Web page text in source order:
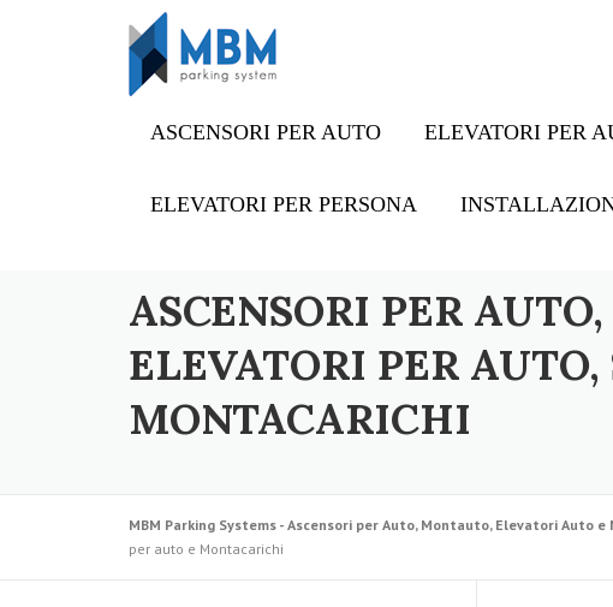
ASCENSORI PER AUTO ELEVATORI PER
ELEVATORI PER PERSONA
ASCENSORI PER
ELEVATORI PER
MONTACARICHI
MBM Parking Systems - Ascensori per Auto, Montauto, Elevatori Auto
per auto e Montacarichi